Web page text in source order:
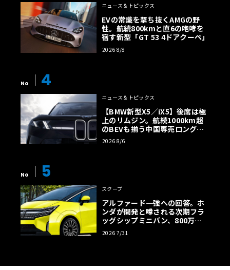
ニュース＆トピックス
EVの常識を撃ち抜くAMGの野
性。航続800kmと直6の咆哮を
宿す新型「GT 53 4ドアクーペ」
2026 8/8
No 4
ニュース＆トピックス
【BMW新型X5／iX5】後席は極
上のリムジン。航続1000km超
のBEVも揃う中国専売ロング仕
様の全貌
2026 8/6
No 5
スクープ
アルファード一強への回答。ホ
ンダが開発と噂される次期フラ
ッグシップミニバン、800万円
超の勝算【予想CG】
2026 7/31